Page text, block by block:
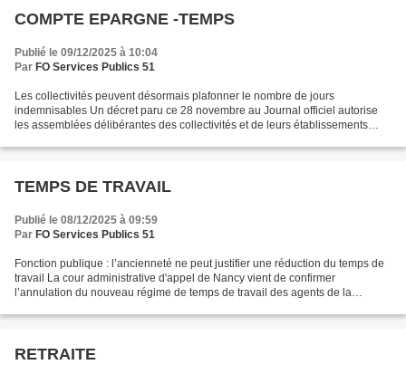
COMPTE EPARGNE -TEMPS
Publié le 09/12/2025 à 10:04
Par FO Services Publics 51
Les collectivités peuvent désormais plafonner le nombre de jours
indemnisables Un décret paru ce 28 novembre au Journal officiel autorise
les assemblées délibérantes des collectivités et de leurs établissements
TEMPS DE TRAVAIL
Publié le 08/12/2025 à 09:59
Par FO Services Publics 51
Fonction publique : l’ancienneté ne peut justifier une réduction du temps de
travail La cour administrative d'appel de Nancy vient de confirmer
l’annulation du nouveau régime de temps de travail des agents de la
RETRAITE